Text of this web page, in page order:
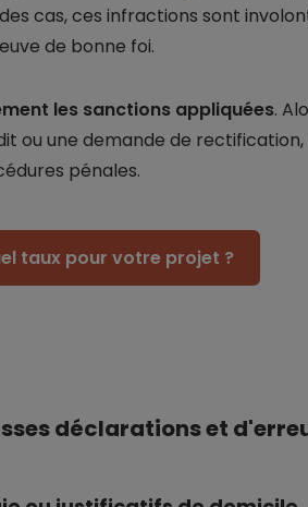
cas, ces infractions sont
de bonne foi.
les sanctions appliquées.
ou une demande de
pénales.
taux pour votre projet ?
déclarations et